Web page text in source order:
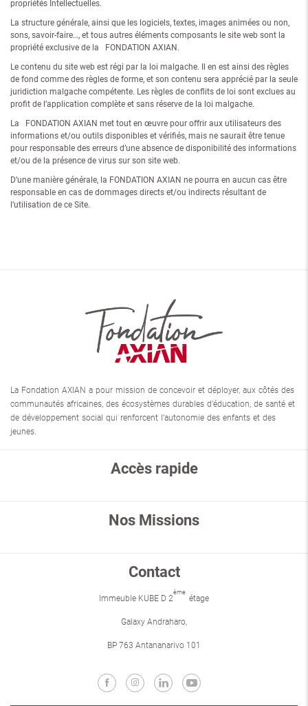
propriétés Intellectuelles.
La structure générale, ainsi que les logiciels, textes, images animées ou non,
sons, savoir-faire…, et tous autres éléments composants le site web sont la
propriété exclusive de la FONDATION AXIAN.
Le contenu du site web est régi par la loi malgache. Il en est ainsi des règles
de fond comme des règles de forme, et son contenu sera apprécié par la seule
juridiction malgache compétente. Les règles de conflits de loi sont exclues au
profit de l’application complète et sans réserve de la loi malgache.
La FONDATION AXIAN met tout en œuvre pour offrir aux utilisateurs des
informations et/ou outils disponibles et vérifiés, mais ne saurait être tenue
pour responsable des erreurs d’une absence de disponibilité des informations
et/ou de la présence de virus sur son site web.
D’une manière générale, la FONDATION AXIAN ne pourra en aucun cas être
responsable en cas de dommages directs et/ou indirects résultant de
l’utilisation de ce Site.
La Fondation AXIAN a pour mission de concevoir et déployer, aux côtés des
communautés africaines, des écosystèmes durables d’éducation, de santé et
de développement social qui renforcent l’autonomie des enfants et des
jeunes.
Accès rapide
Nos Missions
Contact
Immeuble KUBE D 2
ème
étage
Galaxy Andraharo,
BP 763 Antananarivo 101